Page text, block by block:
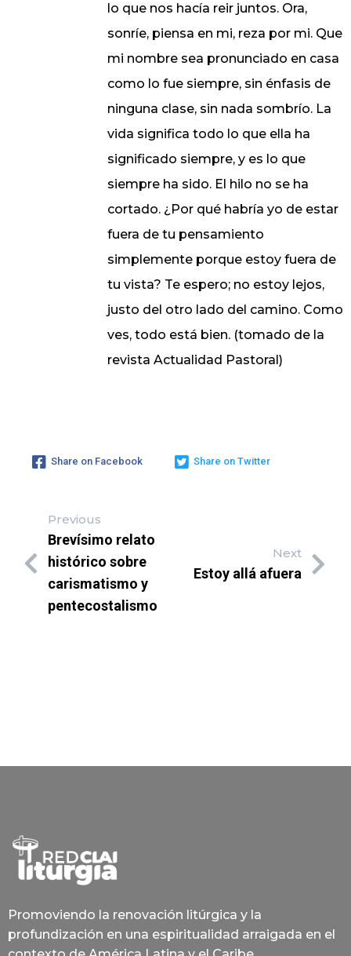
lo que nos hacía reir juntos. Ora,
sonríe, piensa en mi, reza por mi. Que
mi nombre sea pronunciado en casa
como lo fue siempre, sin énfasis de
ninguna clase, sin nada sombrío. La
vida significa todo lo que ella ha
significado siempre, y es lo que
siempre ha sido. El hilo no se ha
cortado. ¿Por qué habría yo de estar
fuera de tu pensamiento
simplemente porque estoy fuera de
tu vista? Te espero; no estoy lejos,
justo del otro lado del camino. Como
ves, todo está bien. (tomado de la
revista Actualidad Pastoral)
Share on Facebook Share on Twitter
Previous
Brevísimo relato
histórico sobre
carismatismo y
pentecostalismo
Next
Estoy allá afuera
Promoviendo la renovación litúrgica y la
profundización en una espiritualidad arraigada en el